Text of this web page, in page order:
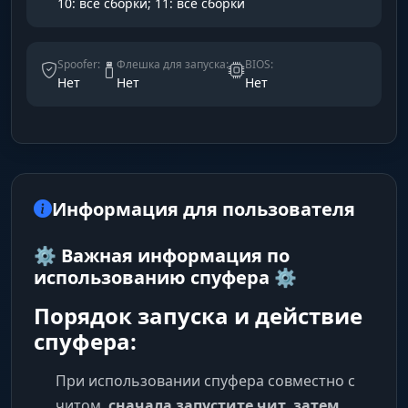
Spoofer:
Нет
Флешка для запуска:
Нет
BIOS:
Нет
Информация для пользователя
⚙️ Важная информация по
использованию спуфера ⚙️
Порядок запуска и действие
спуфера:
При использовании спуфера совместно с